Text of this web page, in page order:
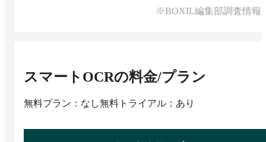
※BOXIL編集部調査情報
スマートOCRの料金/プラン
無料プラン：なし無料トライアル：あり